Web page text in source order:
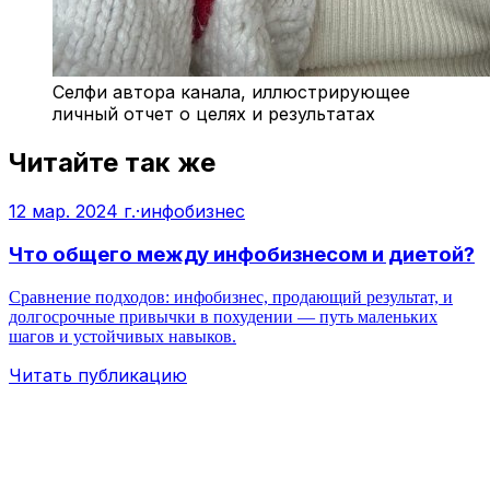
Селфи автора канала, иллюстрирующее
личный отчет о целях и результатах
Читайте так же
12 мар. 2024 г.·инфобизнес
Что общего между инфобизнесом и диетой?
Сравнение подходов: инфобизнес, продающий результат, и
долгосрочные привычки в похудении — путь маленьких
шагов и устойчивых навыков.
Читать публикацию